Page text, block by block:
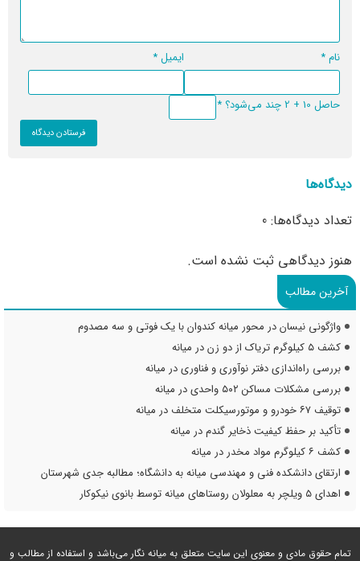
نام* ایمیل*
حاصل 10 + 2 چند می‌شود؟ *
دیدگاه‌ها
تعداد دیدگاه‌ها: 0
هنوز دیدگاهی ثبت نشده است.
آخرین مطالب
واژگونی نیسان در محور میانه کندوان با یک فوتی و سه مصدوم
کشف ۵ کیلوگرم تریاک از دو زن در میانه
بررسی راه‌اندازی دفتر نوآوری و فناوری در میانه
بررسی مشکلات مساکن ۵۰۲ واحدی در میانه
توقیف ۶۷ خودرو و موتورسیکلت متخلف در میانه
تأکید بر حفظ کیفیت ذخایر گندم در میانه
کشف ۶ کیلوگرم مواد مخدر در میانه
ارتقای دانشکده فنی و مهندسی میانه به دانشگاه؛ مطالبه جدی شهرستان
اهدای ۵ ویلچر به معلولان روستاهای میانه توسط بانوی نیکوکار
تمام حقوق مادی و معنوی این سایت متعلق به میانه نگار می‌باشد و استفاده از مطالب و